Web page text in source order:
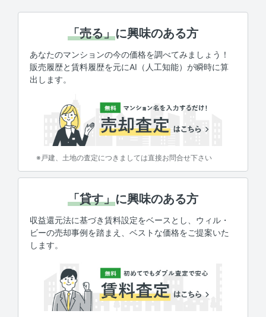
「売る」に興味のある方
あなたのマンションの今の価格を調べてみましょう！
販売履歴と賃料履歴を元にAI（人工知能）が瞬時に算
出します。
※戸建、土地の査定につきましては直接お問合せ下さい
「貸す」に興味のある方
収益還元法に基づき賃料設定をベースとし、ウィル・
ビーの売却事例を踏まえ、ベストな価格をご提案いた
します。